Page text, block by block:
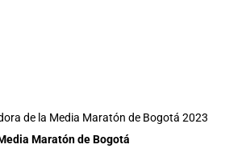
de la Media Maratón de Bogotá 2023
Maratón de Bogotá